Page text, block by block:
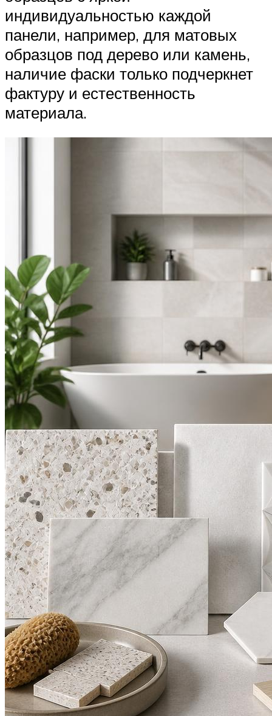
индивидуальностью каждой
панели, например, для матовых
образцов под дерево или камень,
наличие фаски только подчеркнет
фактуру и естественность
материала.